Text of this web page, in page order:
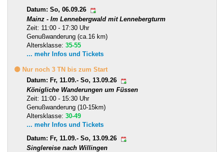
Datum: So, 06.09.26
Mainz - Im Lennebergwald mit Lennebergturm
Zeit: 11:00 - 17:30 Uhr
Genußwanderung (ca.16 km)
Altersklasse: 35-55
... mehr Infos und Tickets
🟡 Nur noch 3 TN bis zum Start
Datum: Fr, 11.09.- So, 13.09.26
Königliche Wanderungen um Füssen
Zeit: 11:00 - 15:30 Uhr
Genußwanderung (10-15km)
Altersklasse: 30-49
... mehr Infos und Tickets
Datum: Fr, 11.09.- So, 13.09.26
Singlereise nach Willingen